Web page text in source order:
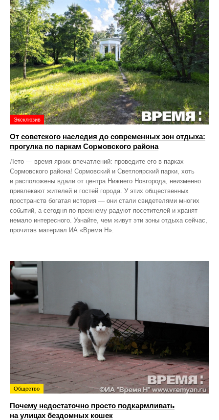
Эксклюзив
От советского наследия до современных зон отдыха:
прогулка по паркам Сормовского района
Лето — время ярких впечатлений: проведите его в парках
Сормовского района! Сормовский и Светлоярский парки, хоть
и расположены вдали от центра Нижнего Новгорода, неизменно
привлекают жителей и гостей города. У этих общественных
пространств богатая история — они стали свидетелями многих
событий, а сегодня по‑прежнему радуют посетителей и хранят
немало интересного. Узнайте, чем живут эти зоны отдыха сейчас,
прочитав материал ИА «Время Н».
Общество
Почему недостаточно просто подкармливать
на улицах бездомных кошек